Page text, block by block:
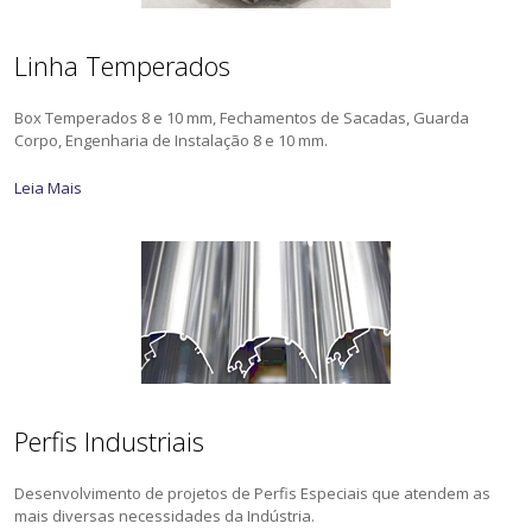
Linha Temperados
Box Temperados 8 e 10 mm, Fechamentos de Sacadas, Guarda
Corpo, Engenharia de Instalação 8 e 10 mm.
Leia Mais
Perfis Industriais
Desenvolvimento de projetos de Perfis Especiais que atendem as
mais diversas necessidades da Indústria.